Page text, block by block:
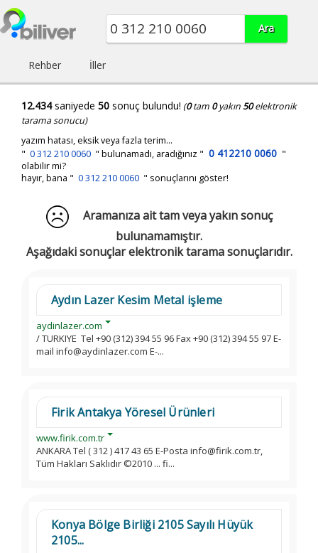
Rehber İller
12.434saniyede 50 sonuç bulundu! (0tam 0yakın 50elektronik
tarama sonucu)
yazım hatası, eksik veya fazla terim...
" 0 312 210 0060 " bulunamadı, aradığınız " 0 412210 0060 "
olabilir mi?
hayır, bana " 0 312 210 0060 " sonuçlarını göster!
Aramanıza ait tam veya yakın sonuç
bulunamamıştır.
Aşağıdaki sonuçlar elektronik tarama sonuçlarıdır.
Aydın Lazer Kesim Metal işleme
aydinlazer.com
/ TURKIYE Tel +90 (312) 394 55 96 Fax +90 (312) 394 55 97 E-
mail info@aydinlazer.com E-...
Firik Antakya Yöresel Ürünleri
www.firik.com.tr
ANKARA Tel ( 312 ) 417 43 65 E-Posta info@firik.com.tr,
Tüm Hakları Saklıdır ©2010 ... fi...
Konya Bölge Birliği 2105 Sayılı Hüyük
2105...